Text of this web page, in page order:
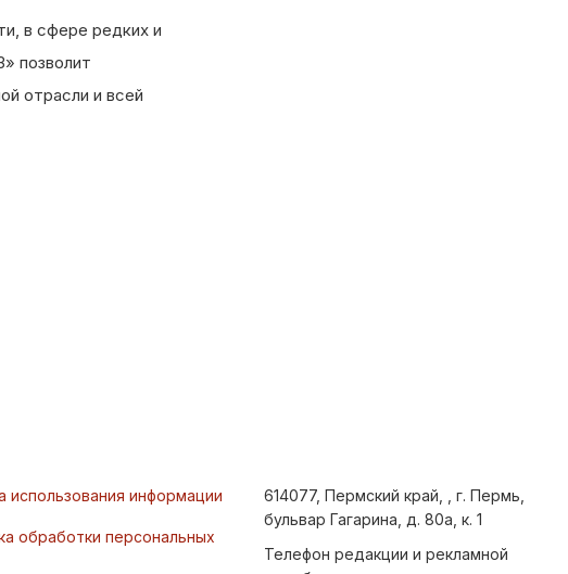
в сфере редких и
позволит
отрасли и всей
использования информации
обработки персональных
614077, Пермский край, , г. Пермь,
бульвар Гагарина, д. 80а, к. 1
Телефон редакции и рекламной